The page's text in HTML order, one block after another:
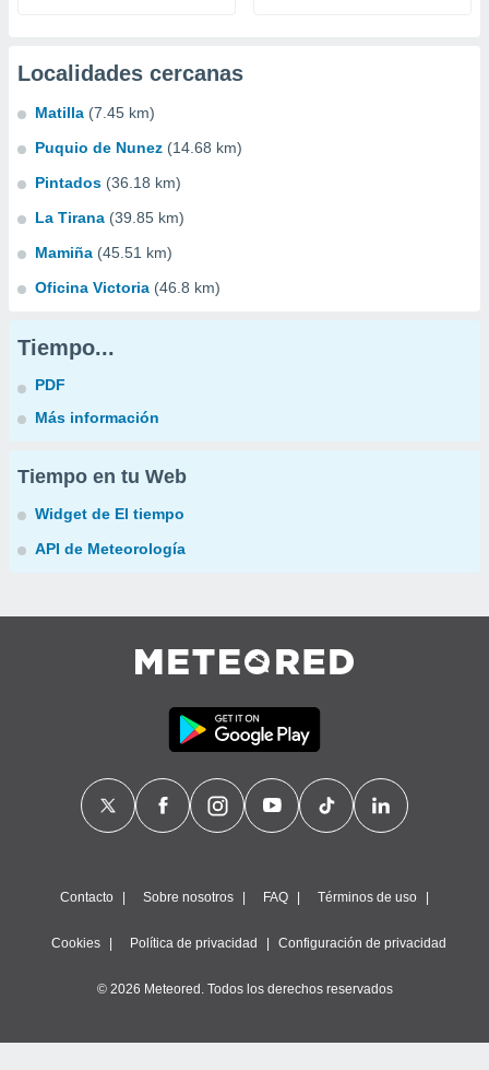
Localidades cercanas
Matilla (7.45 km)
Puquio de Nunez (14.68 km)
Pintados (36.18 km)
La Tirana (39.85 km)
Mamiña (45.51 km)
Oficina Victoria (46.8 km)
Tiempo...
PDF
Más información
Tiempo en tu Web
Widget de El tiempo
API de Meteorología
Contacto Sobre nosotros FAQ Términos de uso
Cookies Política de privacidad Configuración de privacidad
© 2026 Meteored. Todos los derechos reservados